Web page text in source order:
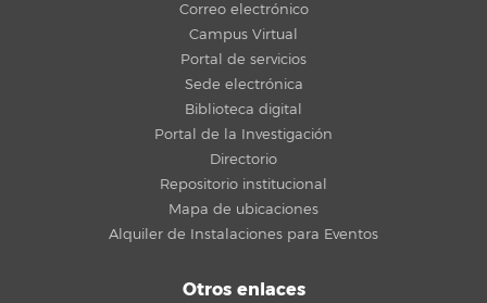
Correo electrónico
Campus Virtual
Portal de servicios
Sede electrónica
Biblioteca digital
Portal de la Investigación
Directorio
Repositorio institucional
Mapa de ubicaciones
Alquiler de Instalaciones para Eventos
Otros enlaces